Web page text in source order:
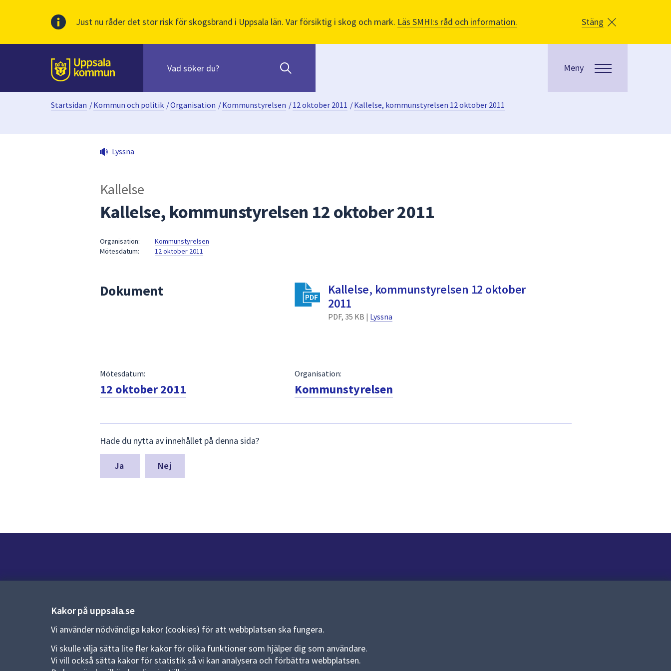
Just nu råder det stor risk för skogsbrand i Uppsala län. Var försiktig i skog och mark. Läs SMHI:s råd och information. Stäng
Till sidans
huvudinnehåll
innehåll
När
sökförslag
presenteras
fältet.
Använd
att
att
välja
något
dem.
Meny
Kakor på uppsala.se
Vi använder nödvändiga kakor (cookies) för att webbplatsen ska fungera.
Vi skulle vilja sätta lite fler kakor för olika funktioner som hjälper dig som användare.
Vi vill också sätta kakor för statistik så vi kan analysera och förbättra webbplatsen.
Startsidan /Kommun och politik /Organisation /Kommunstyrelsen /12 oktober 2011 /Kallelse, kommunstyrelsen 12 oktober 2011
Lyssna
Kallelse
Kallelse, kommunstyrelsen 12 oktober 2011
Organisation:
Kommunstyrelsen
Mötesdatum:
12 oktober 2011
Dokument
Kallelse, kommunstyrelsen 12 oktober
2011
PDF, 35 KB | Lyssna
Mötesdatum:
12 oktober 2011
Organisation:
Kommunstyrelsen
synpunkter
för
denna
Hade du nytta av innehållet på denna sida?
Nej
Kontaktcenter:018-727 00 00
E-post:uppsala.kommun@uppsala.se
Fler kontaktvägar
Allmänna handlingar och diarium
Behandling av personuppgifter
Kakor